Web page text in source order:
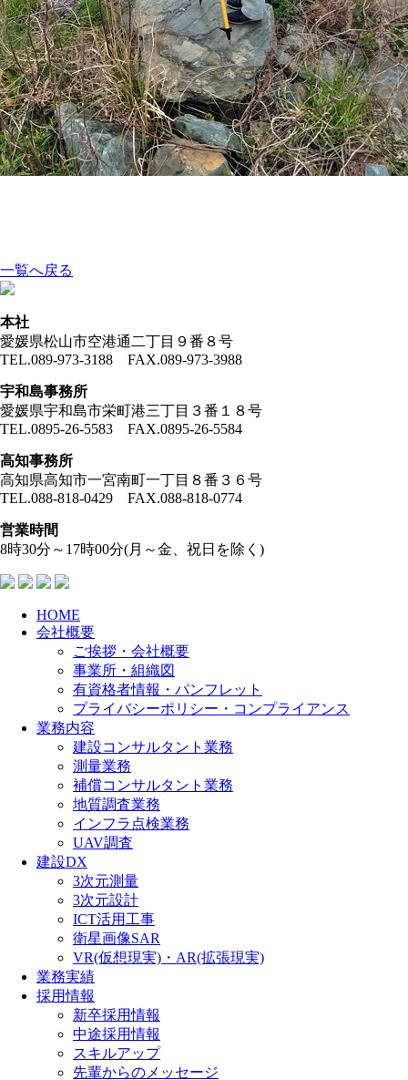
一覧へ戻る
本社
愛媛県松山市空港通二丁目９番８号
TEL.089-973-3188 FAX.089-973-3988
宇和島事務所
愛媛県宇和島市栄町港三丁目３番１８号
TEL.0895-26-5583 FAX.0895-26-5584
高知事務所
高知県高知市一宮南町一丁目８番３６号
TEL.088-818-0429 FAX.088-818-0774
営業時間
8時30分～17時00分(月～金、祝日を除く)
HOME
会社概要
ご挨拶・会社概要
事業所・組織図
有資格者情報・パンフレット
プライバシーポリシー・コンプライアンス
業務内容
建設コンサルタント業務
測量業務
補償コンサルタント業務
地質調査業務
インフラ点検業務
UAV調査
建設DX
3次元測量
3次元設計
ICT活用工事
衛星画像SAR
VR(仮想現実)・AR(拡張現実)
業務実績
採用情報
新卒採用情報
中途採用情報
スキルアップ
先輩からのメッセージ